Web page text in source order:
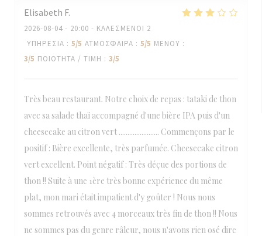
Elisabeth F
2026-08-04 - 20:00 - ΚΑΛΕΣΜΈΝΟΙ 2
ΥΠΗΡΕΣΊΑ : 5/5 ΑΤΜΌΣΦΑΙΡΑ : 5/5 ΜΕΝΟΎ :
3/5 ΠΟΙΌΤΗΤΑ / ΤΙΜΉ : 3/5
Très beau restaurant. Notre choix de repas : tataki de thon
avec sa salade thaï accompagné d'une bière IPA puis d'un
cheesecake au citron vert ....................... Commençons par le
positif : Bière excellente, très parfumée. Cheesecake citron
vert excellent. Point négatif : Très déçue des portions de
thon !! Suite à une 1ère très bonne expérience du même
plat, mon mari était impatient d'y goûter ! Nous nous
sommes retrouvés avec 4 morceaux très fin de thon !! Nous
ne sommes pas du genre râleur, nous n'avons rien osé dire